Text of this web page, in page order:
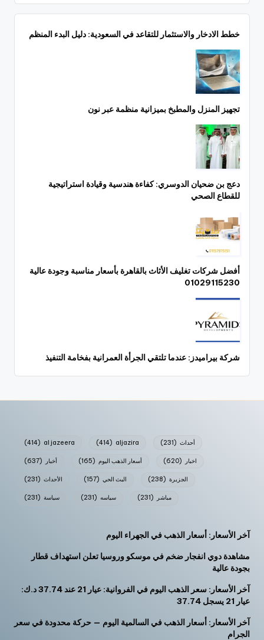
خطط الادخار والاستثمار للتقاعد في السعودية: دليل البدء المنظم
تجهيز المنزل والمطبخ بميزانية منظمة عبر نون
دعج بن ضحيان الدوسري: كفاءة هندسية وقيادة استراتيجية
للقطاع الصحي
أفضل شركات تغليف الأثاث بالقاهرة بأسعار مناسبة وجودة عالية
01029115230
شركة بيراميدز: عندما تلتقي الجرأة العمرانية بفخامة التنفيذ
al jazeera
(414) aljazira
(414) أحداث (231)
أخبار (637) أسعار الذهب اليوم (165) اخبار (620)
الأحداث (231) البث الحي (157) الجزيرة (238)
سياسة (231) سياسه (231) مباشر (231)
آخر الأسعار: أسعار الذهب في الجهراء اليوم
مشاهدة دوي انفجار ضخم في موسكو وروسيا تعلن استهداف قطار
بجودة عالية
آخر الأسعار: سعر الذهب اليوم في الفروانية: عيار 21 عند 37.74 د.ك:
عيار 21 يسجل 37.74
آخر الأسعار: أسعار الذهب في السالمية اليوم — حركة محدودة في سعر
الجرام